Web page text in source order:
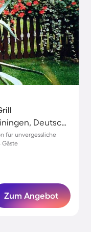
Trusetal, Schmalkalden-Meiningen, Deutschland
für unvergessliche
Gäste
Zum Angebot